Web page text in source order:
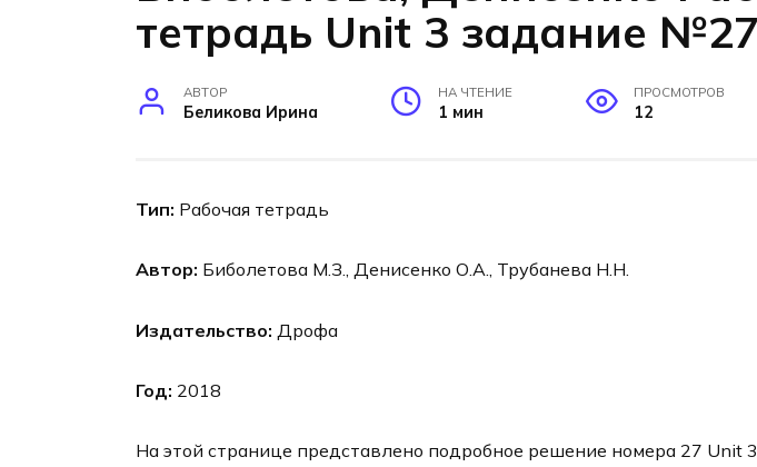
тетрадь Unit 3 задание №27
АВТОР
Беликова Ирина
НА ЧТЕНИЕ
1 мин
ПРОСМОТРОВ
12
Тип: Рабочая тетрадь
Автор: Биболетова М.З., Денисенко О.А., Трубанева Н.Н.
Издательство: Дрофа
Год: 2018
На этой странице представлено подробное решение номера 27 Unit